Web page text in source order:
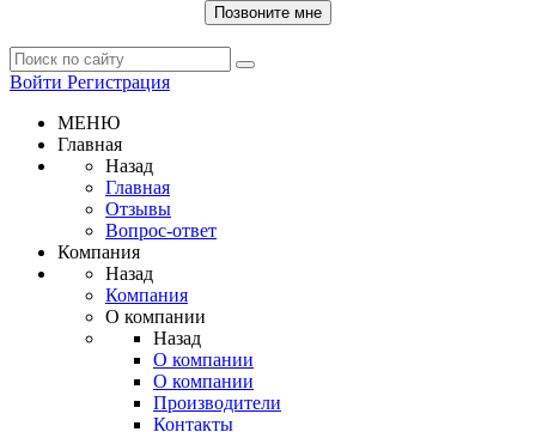
Позвоните мне
Войти Регистрация
МЕНЮ
Главная
Назад
Главная
Отзывы
Вопрос-ответ
Компания
Назад
Компания
О компании
Назад
О компании
О компании
Производители
Контакты